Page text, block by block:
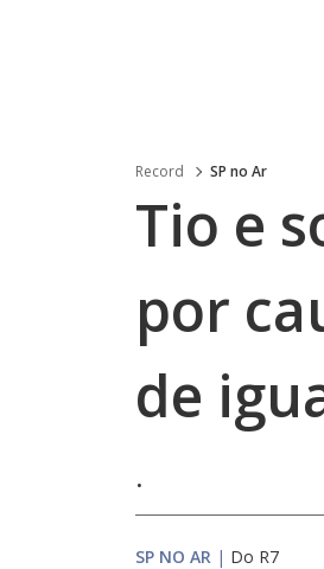
Record SP no Ar
Tio e
por
de
.
SP NO AR | Do R7